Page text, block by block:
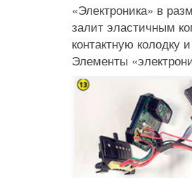
«Электроника» в
залит эластичным
контактную колодку
Элементы